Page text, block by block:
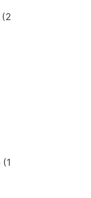
(2